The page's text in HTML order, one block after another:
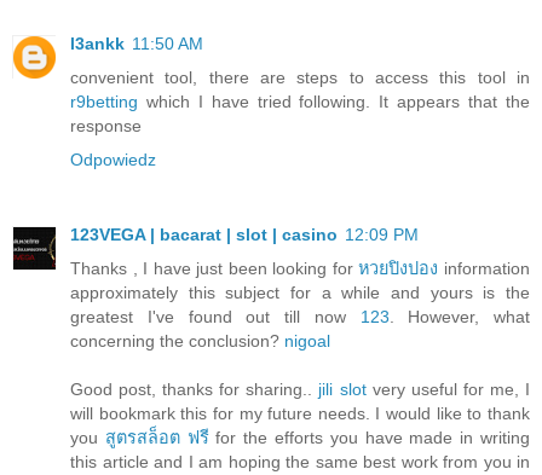
l3ankk 11:50 AM
convenient tool, there are steps to access this tool in
r9betting which I have tried following. It appears that the
response
Odpowiedz
123VEGA | bacarat | slot | casino 12:09 PM
Thanks , I have just been looking forหวยปิงปอง information
approximately this subject for a while and yours is the
greatest I've found out till now 123 . However, what
concerning the conclusion? nigoal
Good post, thanks for sharing.. jili slotvery useful for me, I
will bookmark this for my future needs. I would like to thank
you สูตรสล็อต ฟรีfor the efforts you have made in writing
this article and I am hoping the same best work from you in